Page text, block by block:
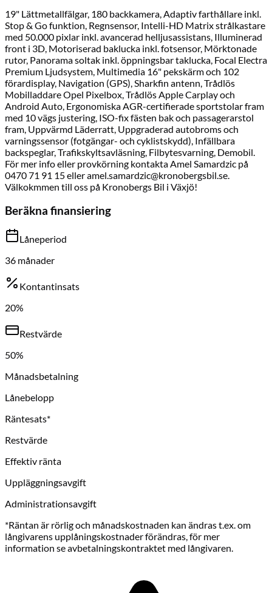
19" Lättmetallfälgar, 180 backkamera, Adaptiv farthållare inkl.
Stop & Go funktion, Regnsensor, Intelli-HD Matrix strålkastare
med 50.000 pixlar inkl. avancerad helljusassistans, Illuminerad
front i 3D, Motoriserad baklucka inkl. fotsensor, Mörktonade
rutor, Panorama soltak inkl. öppningsbar taklucka, Focal Electra
Premium Ljudsystem, Multimedia 16" pekskärm och 102
förardisplay, Navigation (GPS), Sharkfin antenn, Trådlös
Mobilladdare Opel Pixelbox, Trådlös Apple Carplay och
Android Auto, Ergonomiska AGR-certifierade sportstolar fram
med 10 vägs justering, ISO-fix fästen bak och passagerarstol
fram, Uppvärmd Läderratt, Uppgraderad autobroms och
varningssensor (fotgängar- och cyklistskydd), Infällbara
backspeglar, Trafikskyltsavläsning, Filbytesvarning, Demobil.
För mer info eller provkörning kontakta Amel Samardzic på
0470 71 91 15 eller amel.samardzic@kronobergsbil.se.
Välkokmmen till oss på Kronobergs Bil i Växjö!
Beräkna finansiering
Låneperiod
36 månader
Kontantinsats
20%
Restvärde
50%
Månadsbetalning
Lånebelopp
Räntesats*
Restvärde
Effektiv ränta
Uppläggningsavgift
Administrationsavgift
*Räntan är rörlig och månadskostnaden kan ändras t.ex. om
långivarens upplåningskostnader förändras, för mer
information se avbetalningskontraktet med långivaren.